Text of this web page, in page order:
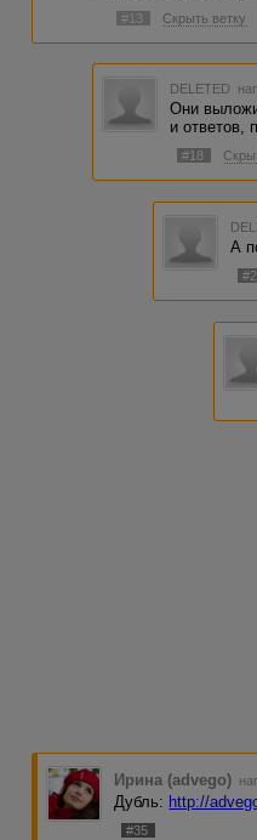
#13 Скрыть ветку
DELETED
Они
и ответов,
#18
А
Ирина (advego)
Дубль: http://
#35